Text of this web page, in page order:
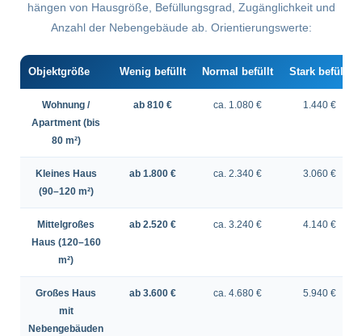
hängen von Hausgröße, Befüllungsgrad, Zugänglichkeit und
Anzahl der Nebengebäude ab. Orientierungswerte:
Objektgröße Wenig befüllt Normal befüllt Stark befüllt
Wohnung /
Apartment (bis
80 m²)
ab 810 € ca. 1.080 € 1.440 €
Kleines Haus
(90–120 m²)
ab 1.800 € ca. 2.340 € 3.060 €
Mittelgroßes
Haus (120–160
m²)
ab 2.520 € ca. 3.240 € 4.140 €
Großes Haus
mit
Nebengebäuden
ab 3.600 € ca. 4.680 € 5.940 €